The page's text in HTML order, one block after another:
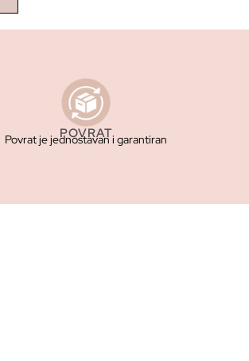
POVRAT
Povrat je jednostavan i garantiran